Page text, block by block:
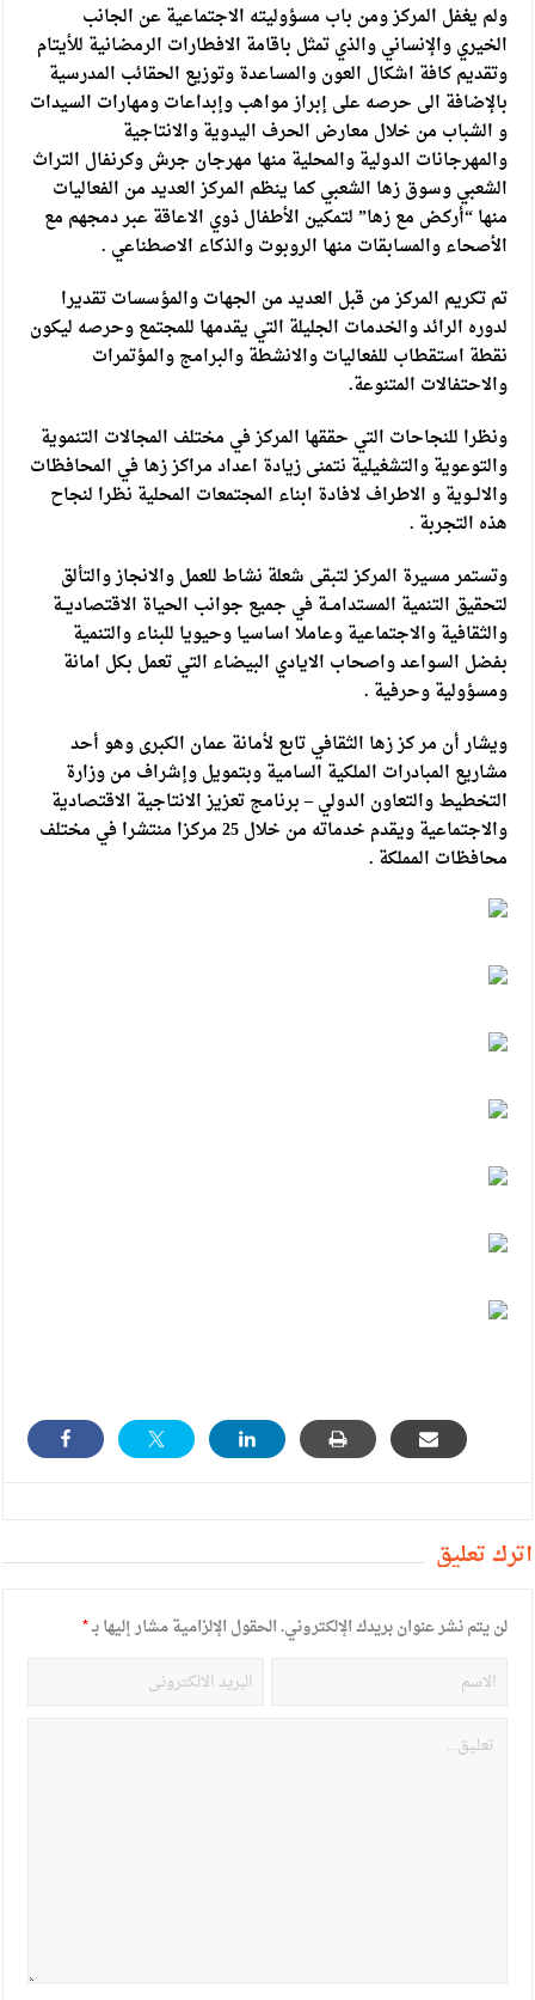
ولم يغفل المركز ومن باب مسؤوليته الاجتماعية عن الجانب
الخيري والإنساني والذي تمثل باقامة الافطارات الرمضانية للأيتام
وتقديم كافة اشكال العون والمساعدة وتوزيع الحقائب المدرسية
بالإضافة الى حرصه على إبراز مواهب وإبداعات ومهارات السيدات
و الشباب من خلال معارض الحرف اليدوية والانتاجية
والمهرجانات الدولية والمحلية منها مهرجان جرش وكرنفال التراث
الشعبي وسوق زها الشعبي كما ينظم المركز العديد من الفعاليات
منها “أركض مع زها” لتمكين الأطفال ذوي الاعاقة عبر دمجهم مع
الأصحاء والمسابقات منها الروبوت والذكاء الاصطناعي .
تم تكريم المركز من قبل العديد من الجهات والمؤسسات تقديرا
لدوره الرائد والخدمات الجليلة التي يقدمها للمجتمع وحرصه ليكون
نقطة استقطاب للفعاليات والانشطة والبرامج والمؤتمرات
والاحتفالات المتنوعة.
ونظرا للنجاحات التي حققها المركز في مختلف المجالات التنموية
والتوعوية والتشغيلية نتمنى زيادة اعداد مراكز زها في المحافظات
والالــوية و الاطراف لافادة ابناء المجتمعات المحلية نظرا لنجاح
هذه التجربة .
وتستمر مسيرة المركز لتبقى شعلة نشاط للعمل والانجاز والتألق
لتحقيق التنمية المستدامــة في جميع جوانب الحياة الاقتصاديــة
والثقافية والاجتماعية وعاملا اساسيا وحيويا للبناء والتنمية
بفضل السواعد واصحاب الايادي البيضاء التي تعمل بكل امانة
ومسؤولية وحرفية .
ويشار أن مر كز زها الثقافي تابع لأمانة عمان الكبرى وهو أحد
مشاريع المبادرات الملكية السامية وبتمويل وإشراف من وزارة
التخطيط والتعاون الدولي – برنامج تعزيز الانتاجية الاقتصادية
والاجتماعية ويقدم خدماته من خلال 25 مركزا منتشرا في مختلف
محافظات المملكة .
أترك تعليق
لن يتم نشر عنوان بريدك الإلكتروني.الحقول الإلزامية مشار إليها بـ*